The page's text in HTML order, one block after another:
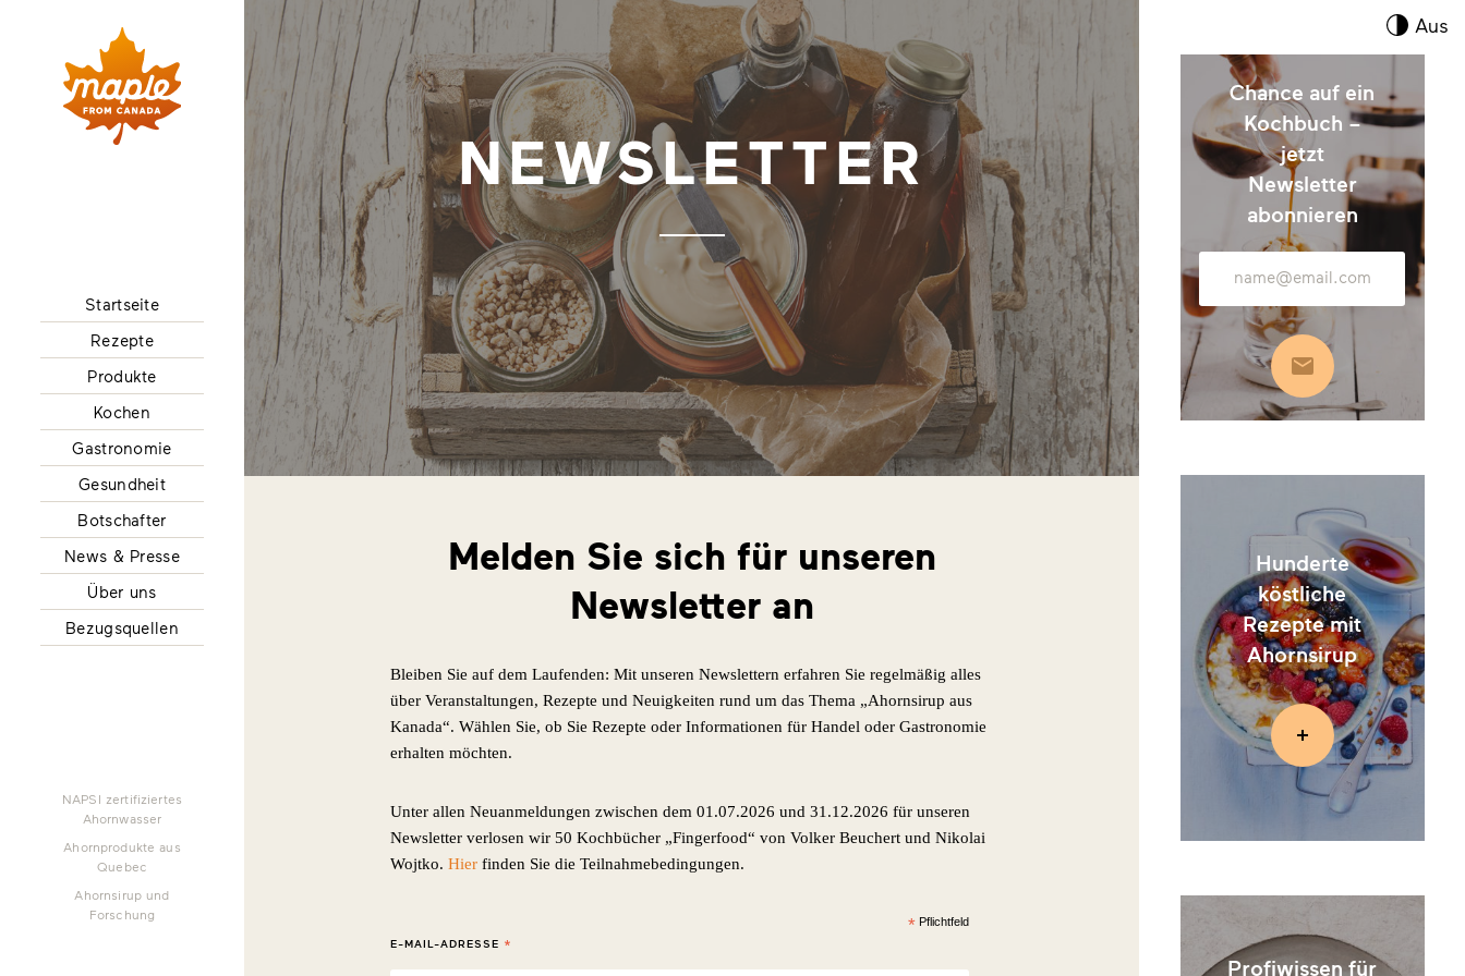
Aus
Startseite
Rezepte
Produkte
Kochen
Gastronomie
Gesundheit
Botschafter
News & Presse
Über uns
Bezugsquellen
NAPSI zertifiziertes
Ahornwasser
Ahornprodukte aus
Quebec
Ahornsirup und
Forschung
NEWSLETTER
Melden Sie sich für unseren
Newsletter an
Bleiben Sie auf dem Laufenden: Mit unseren Newslettern erfahren Sie regelmäßig alles
über Veranstaltungen, Rezepte und Neuigkeiten rund um das Thema „Ahornsirup aus
Kanada“. Wählen Sie, ob Sie Rezepte oder Informationen für Handel oder Gastronomie
erhalten möchten.
Unter allen Neuanmeldungen zwischen dem 01.07.2026 und 31.12.2026 für unseren
Newsletter verlosen wir 50 Kochbücher „Fingerfood“ von Volker Beuchert und Nikolai
Wojtko. Hierfinden Sie die Teilnahmebedingungen.
* Pflichtfeld
E-MAIL-ADRESSE *
Chance auf ein
Kochbuch –
jetzt
Newsletter
abonnieren
Adresse
Abonnieren
Hunderte
köstliche
Rezepte mit
Ahornsirup
Profiwissen für